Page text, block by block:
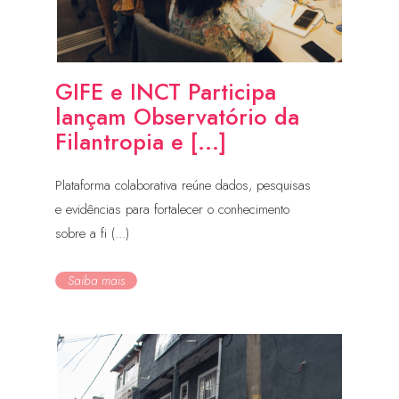
GIFE e INCT Participa
lançam Observatório da
Filantropia e [...]
Plataforma colaborativa reúne dados, pesquisas
e evidências para fortalecer o conhecimento
sobre a fi (...)
Saiba mais